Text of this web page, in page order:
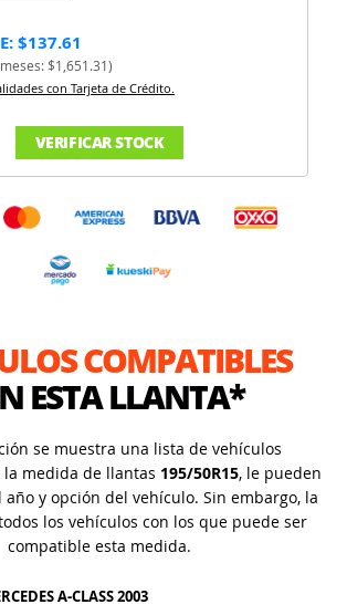
$137.61
$1,651.31)
con Tarjeta de Crédito.
VERIFICAR STOCK
COMPATIBLES
ESTA LLANTA*
se muestra una lista de vehículos
medida de llantas 195/50R15, le pueden
y opción del vehículo. Sin embargo, la
los vehículos con los que puede ser
compatible esta medida.
A-CLASS 2003